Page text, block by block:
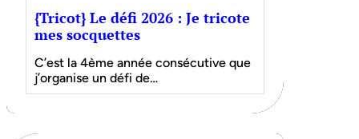
{Tricot} Le défi 2026 : Je tricote
mes socquettes
C’est la 4ème année consécutive que
j’organise un défi de…